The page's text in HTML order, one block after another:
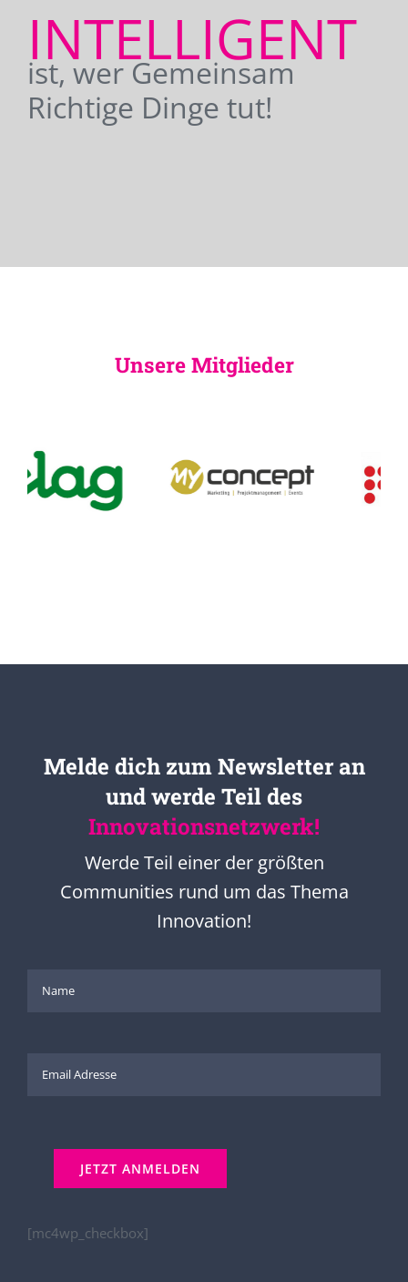
INTELLIGENT
ist, wer Gemeinsam
Richtige Dinge tut!
Unsere Mitglieder
Melde dich zum Newsletter an
und werde Teil des
Innovationsnetzwerk!
Werde Teil einer der größten
Communities rund um das Thema
Innovation!
[mc4wp_checkbox]